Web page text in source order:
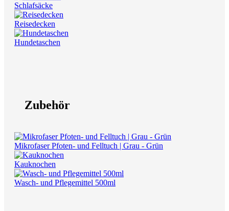
Schlafsäcke
Reisedecken
Hundetaschen
Zubehör
Mikrofaser Pfoten- und Felltuch | Grau - Grün
Kauknochen
Wasch- und Pflegemittel 500ml